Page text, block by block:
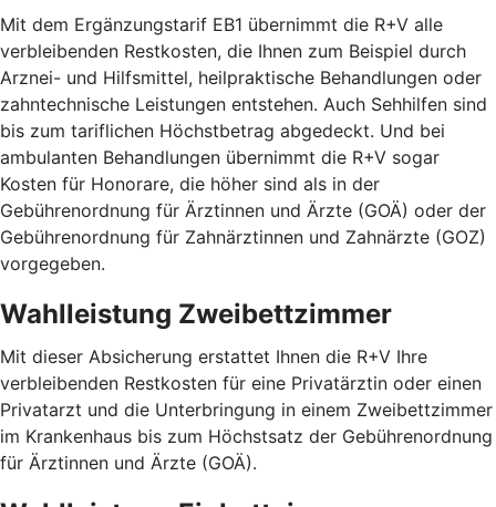
Mit dem Ergänzungstarif EB1 übernimmt die R+V alle
verbleibenden Restkosten, die Ihnen zum Beispiel durch
Arznei- und Hilfsmittel, heilpraktische Behandlungen oder
zahntechnische Leistungen entstehen. Auch Sehhilfen sind
bis zum tariflichen Höchstbetrag abgedeckt. Und bei
ambulanten Behandlungen übernimmt die R+V sogar
Kosten für Honorare, die höher sind als in der
Gebührenordnung für Ärztinnen und Ärzte (GOÄ) oder der
Gebührenordnung für Zahnärztinnen und Zahnärzte (GOZ)
vorgegeben.
Wahlleistung Zweibettzimmer
Mit dieser Absicherung erstattet Ihnen die R+V Ihre
verbleibenden Restkosten für eine Privatärztin oder einen
Privatarzt und die Unterbringung in einem Zweibettzimmer
im Krankenhaus bis zum Höchstsatz der Gebührenordnung
für Ärztinnen und Ärzte (GOÄ).